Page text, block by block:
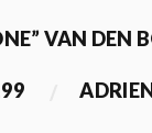
VAN DEN